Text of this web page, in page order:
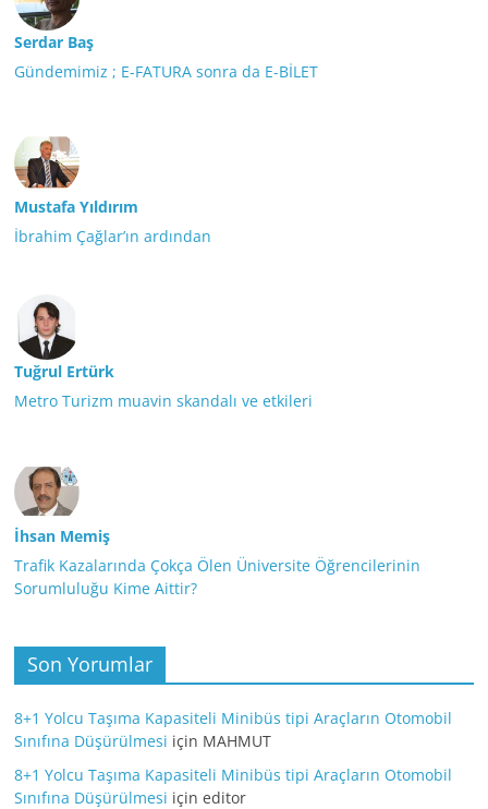
Serdar Baş
Gündemimiz ; E-FATURA sonra da E-BİLET
Mustafa Yıldırım
İbrahim Çağlar’ın ardından
Tuğrul Ertürk
Metro Turizm muavin skandalı ve etkileri
İhsan Memiş
Trafik Kazalarında Çokça Ölen Üniversite Öğrencilerinin
Sorumluluğu Kime Aittir?
Son Yorumlar
8+1 Yolcu Taşıma Kapasiteli Minibüs tipi Araçların Otomobil
Sınıfına Düşürülmesi için MAHMUT
8+1 Yolcu Taşıma Kapasiteli Minibüs tipi Araçların Otomobil
Sınıfına Düşürülmesi içineditor